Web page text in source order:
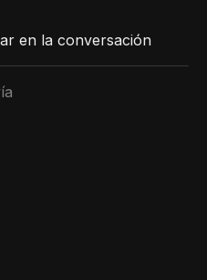
en la conversación